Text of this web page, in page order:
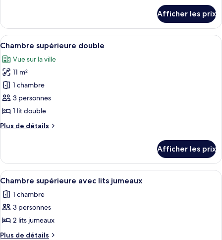
Standard
double,
accessible
aux
personnes
à
mobilité
réduite
Chambre
Standard
double,
aux
personnes
à
mobilité
réduite
Afficher les prix
Afficher
toutes
les
photos
pour
ce
type
chambre :
double
Une chambre d’hôtel avec un
5
Chambre supérieure double
Vue sur la ville
11 m²
1 chambre
3 personnes
1 lit double
Plus de détails
Plus
Chambre
supérieure
double
Afficher les prix
Afficher
toutes
les
photos
pour
ce
Une chambre d’hôtel avec un lit, un
5
Chambre supérieure avec lits jumeaux
1 chambre
3 personnes
2 lits jumeaux
Plus de détails
Plus